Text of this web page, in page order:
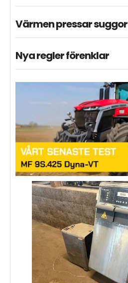
Värmen pressar suggor
Nya regler förenklar